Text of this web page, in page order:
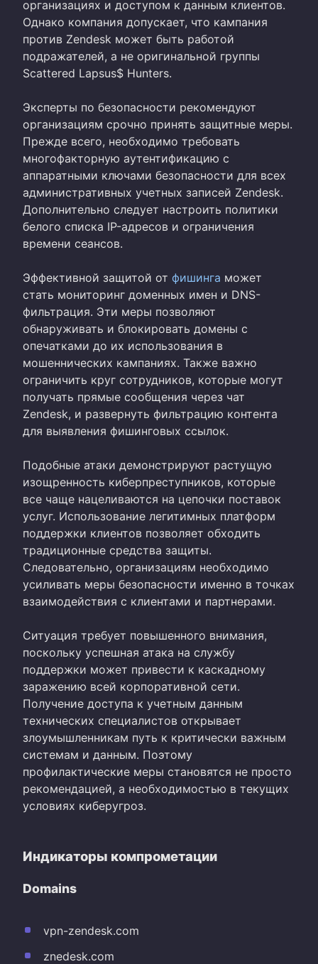
организациях и доступом к данным клиентов.
Однако компания допускает, что кампания
против Zendesk может быть работой
подражателей, а не оригинальной группы
Scattered Lapsus$ Hunters.
Эксперты по безопасности рекомендуют
организациям срочно принять защитные меры.
Прежде всего, необходимо требовать
многофакторную аутентификацию с
аппаратными ключами безопасности для всех
административных учетных записей Zendesk.
Дополнительно следует настроить политики
белого списка IP-адресов и ограничения
времени сеансов.
Эффективной защитой от фишинга может
стать мониторинг доменных имен и DNS-
фильтрация. Эти меры позволяют
обнаруживать и блокировать домены с
опечатками до их использования в
мошеннических кампаниях. Также важно
ограничить круг сотрудников, которые могут
получать прямые сообщения через чат
Zendesk, и развернуть фильтрацию контента
для выявления фишинговых ссылок.
Подобные атаки демонстрируют растущую
изощренность киберпреступников, которые
все чаще нацеливаются на цепочки поставок
услуг. Использование легитимных платформ
поддержки клиентов позволяет обходить
традиционные средства защиты.
Следовательно, организациям необходимо
усиливать меры безопасности именно в точках
взаимодействия с клиентами и партнерами.
Ситуация требует повышенного внимания,
поскольку успешная атака на службу
поддержки может привести к каскадному
заражению всей корпоративной сети.
Получение доступа к учетным данным
технических специалистов открывает
злоумышленникам путь к критически важным
системам и данным. Поэтому
профилактические меры становятся не просто
рекомендацией, а необходимостью в текущих
условиях киберугроз.
Индикаторы компрометации
Domains
vpn-zendesk.com
znedesk.com